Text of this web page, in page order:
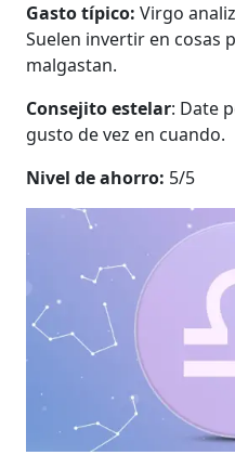
Gasto típico: Virgo
Suelen invertir en cosas
malgastan.
Consejito estelar: Date
gusto de vez en cuando.
Nivel de ahorro: 5/5